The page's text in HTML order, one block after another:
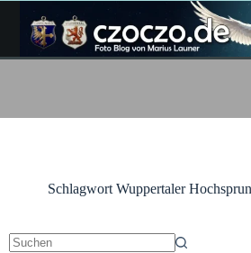
Inhalt
springen
SchlagwortWuppertaler